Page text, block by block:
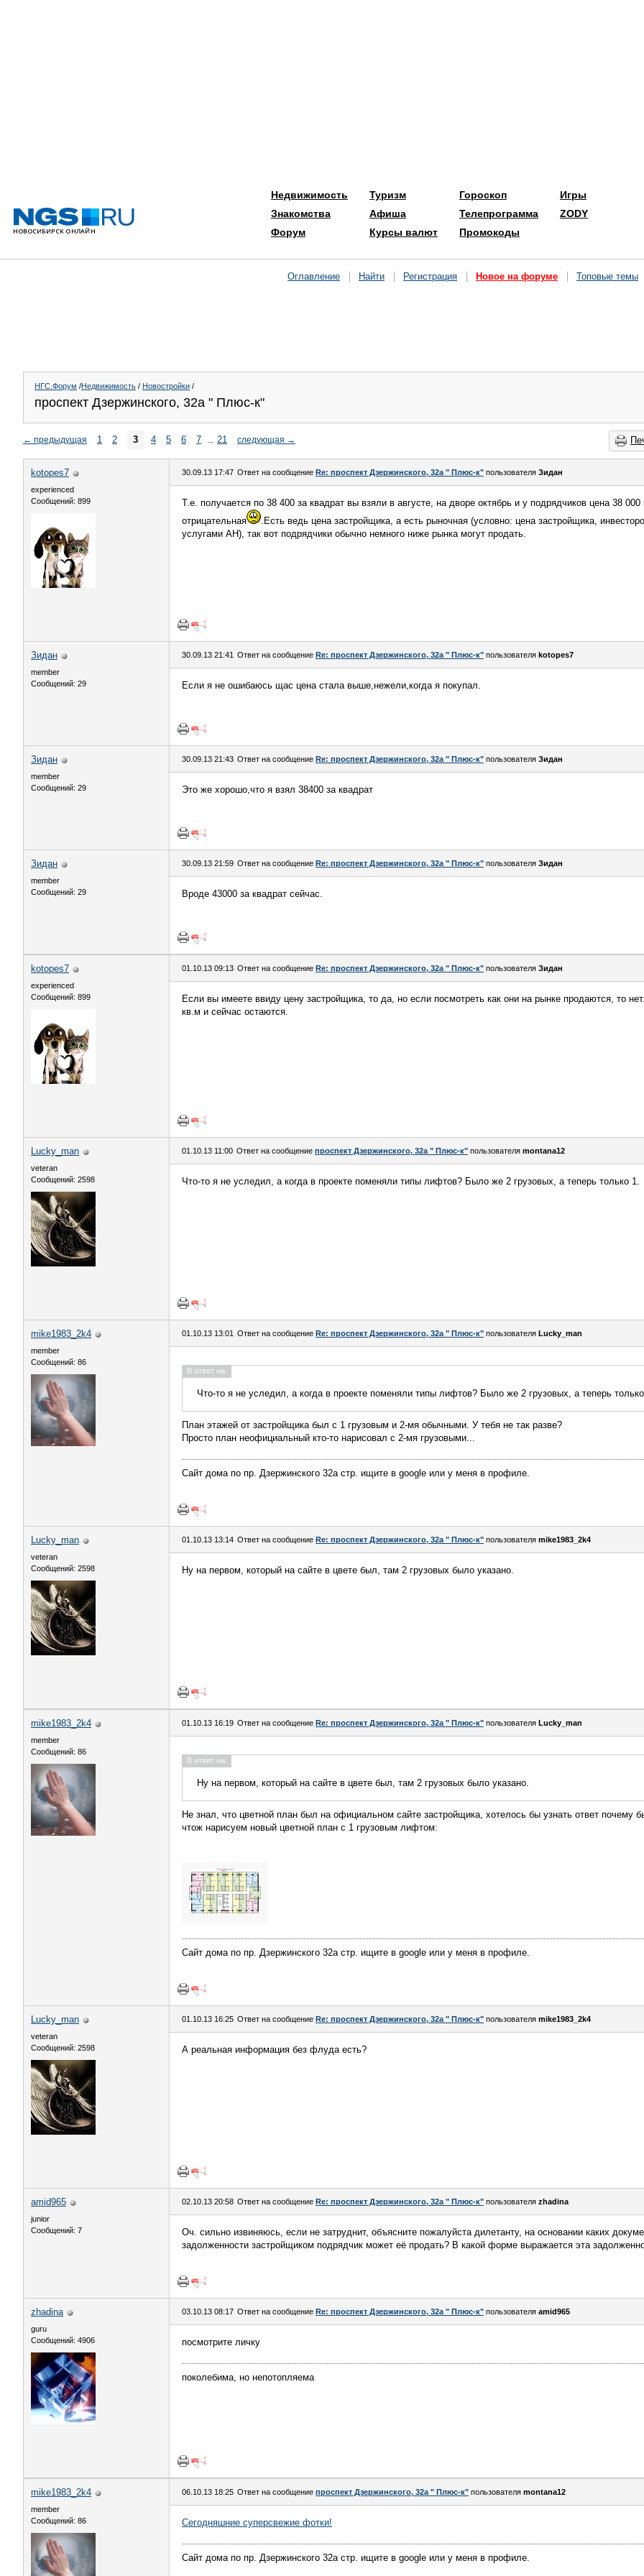
Недвижимость
Знакомства
Форум
Туризм
Афиша
Курсы валют
Гороскоп
Телепрограмма
Промокоды
Игры
ZODY
Оглавление Найти Регистрация Новое на форуме Топовые темы
НГС.Форум /Недвижимость / Новостройки /
проспект Дзержинского, 32а " Плюс-к"
← предыдущая 1 2 3 4 5 6 7 .. 21 следующая →
kotopes7
experienced
Сообщений: 899
30.09.13 17:47 Ответ на сообщение Re: проспект Дзержинского, 32а " Плюс-к" пользователя Зидан
Т.е. получается по 38 400 за квадрат вы взяли в августе, на дворе октябрь и у подрядчиков цена 38
отрицательная
.Есть ведь цена застройщика, а есть рыночная (условно: цена застройщика,
услугами АН), так вот подрядчики обычно немного ниже рынка могут продать.
Зидан
member
Сообщений: 29
30.09.13 21:41 Ответ на сообщение Re: проспект Дзержинского, 32а " Плюс-к" пользователя kotopes7
Если я не ошибаюсь щас цена стала выше,нежели,когда я покупал.
Зидан
member
Сообщений: 29
30.09.13 21:43 Ответ на сообщение Re: проспект Дзержинского, 32а " Плюс-к" пользователя Зидан
Это же хорошо,что я взял 38400 за квадрат
Зидан
member
Сообщений: 29
30.09.13 21:59 Ответ на сообщение Re: проспект Дзержинского, 32а " Плюс-к" пользователя Зидан
Вроде 43000 за квадрат сейчас.
kotopes7
experienced
Сообщений: 899
01.10.13 09:13 Ответ на сообщение Re: проспект Дзержинского, 32а " Плюс-к" пользователя Зидан
Если вы имеете ввиду цену застройщика, то да, но если посмотреть как они на рынке продаются, то
кв.м и сейчас остаются.
Lucky_man
veteran
Сообщений: 2598
01.10.13 11:00 Ответ на сообщение проспект Дзержинского, 32а " Плюс-к" пользователя montana12
Что-то я не уследил, а когда в проекте поменяли типы лифтов? Было же 2 грузовых, а теперь только 1.
mike1983_2k4
member
Сообщений: 86
01.10.13 13:01 Ответ на сообщение Re: проспект Дзержинского, 32а " Плюс-к" пользователя Lucky_man
В ответ на:
Что-то я не уследил, а когда в проекте поменяли типы лифтов? Было же 2 грузовых, а теперь
План этажей от застройщика был с 1 грузовым и 2-мя обычными. У тебя не так разве?
Просто план неофициальный кто-то нарисовал с 2-мя грузовыми...
Сайт дома по пр. Дзержинского 32а стр. ищите в google или у меня в профиле.
Lucky_man
veteran
Сообщений: 2598
01.10.13 13:14 Ответ на сообщение Re: проспект Дзержинского, 32а " Плюс-к" пользователя mike1983_2k4
Ну на первом, который на сайте в цвете был, там 2 грузовых было указано.
mike1983_2k4
member
Сообщений: 86
01.10.13 16:19 Ответ на сообщение Re: проспект Дзержинского, 32а " Плюс-к" пользователя Lucky_man
В ответ на:
Ну на первом, который на сайте в цвете был, там 2 грузовых было указано.
Не знал, что цветной план был на официальном сайте застройщика, хотелось бы узнать ответ почему
чтож нарисуем новый цветной план с 1 грузовым лифтом:
Сайт дома по пр. Дзержинского 32а стр. ищите в google или у меня в профиле.
Lucky_man
veteran
Сообщений: 2598
01.10.13 16:25 Ответ на сообщение Re: проспект Дзержинского, 32а " Плюс-к" пользователя mike1983_2k4
А реальная информация без флуда есть?
amid965
junior
Сообщений: 7
02.10.13 20:58 Ответ на сообщение Re: проспект Дзержинского, 32а " Плюс-к" пользователя zhadina
Оч. сильно извиняюсь, если не затруднит, объясните пожалуйста дилетанту, на основании каких
задолженности застройщиком подрядчик может её продать? В какой форме выражается эта
zhadina
guru
Сообщений: 4906
03.10.13 08:17 Ответ на сообщение Re: проспект Дзержинского, 32а " Плюс-к" пользователя amid965
посмотрите личку
поколебима, но непотопляема
mike1983_2k4
member
Сообщений: 86
06.10.13 18:25 Ответ на сообщение проспект Дзержинского, 32а " Плюс-к" пользователя montana12
Сегодняшние суперсвежие фотки!
Сайт дома по пр. Дзержинского 32а стр. ищите в google или у меня в профиле.